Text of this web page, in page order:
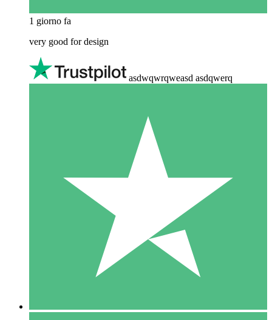
1 giorno fa
very good for design
asdwqwrqweasd asdqwerq